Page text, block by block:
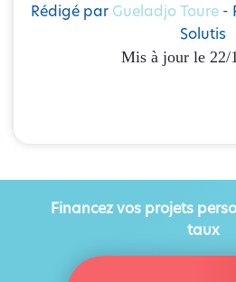
Rédigé par Gueladjo Toure -
Solutis
Mis à jour le 22/
Financez vos projets
taux